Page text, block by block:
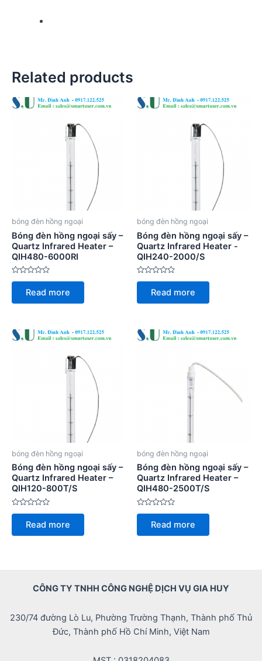
Related products
bóng đèn hồng ngoại
Bóng đèn hồng ngoại sấy –
Quartz Infrared Heater –
QIH480-6000RI
Rated
of
Read more
bóng đèn hồng ngoại
Bóng đèn hồng ngoại sấy –
Quartz Infrared Heater -
QIH240-2000/S
Rated
of
Read more
bóng đèn hồng ngoại
Bóng đèn hồng ngoại sấy –
Quartz Infrared Heater –
QIH120-800T/S
Rated
of
Read more
bóng đèn hồng ngoại
Bóng đèn hồng ngoại sấy –
Quartz Infrared Heater –
QIH480-2500T/S
Rated
of
Read more
CÔNG TY TNHH CÔNG NGHỆ DỊCH VỤ GIA HUY
230/74 đường Lò Lu, Phường Trường Thạnh, Thành phố Thủ
Đức, Thành phố Hồ Chí Minh, Việt Nam